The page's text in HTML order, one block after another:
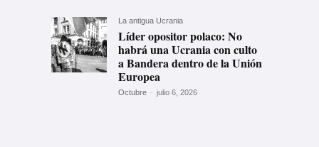
La antigua Ucrania
Líder opositor polaco: No
habrá una Ucrania con culto
a Bandera dentro de la Unión
Europea
Octubre - julio 6, 2026